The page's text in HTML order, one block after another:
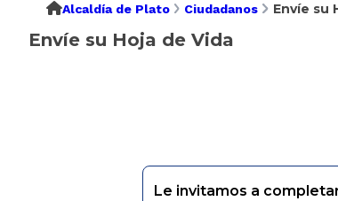
Alcaldía de Plato Ciudadanos Envíe su
Envíe su Hoja de Vida